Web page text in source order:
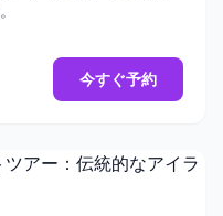
今すぐ予約